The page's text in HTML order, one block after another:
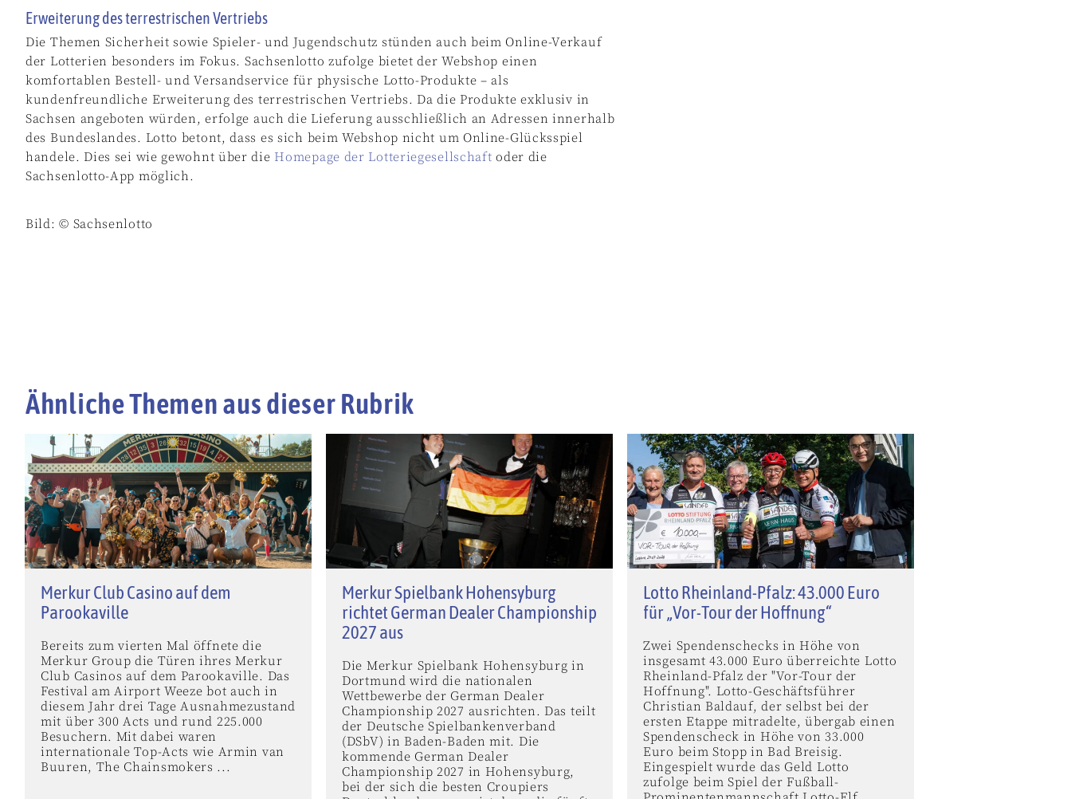
Erweiterung des terrestrischen Vertriebs
Die Themen Sicherheit sowie Spieler- und Jugendschutz stünden auch beim Online-Verkauf
der Lotterien besonders im Fokus. Sachsenlotto zufolge bietet der Webshop einen
komfortablen Bestell- und Versandservice für physische Lotto-Produkte – als
kundenfreundliche Erweiterung des terrestrischen Vertriebs. Da die Produkte exklusiv in
Sachsen angeboten würden, erfolge auch die Lieferung ausschließlich an Adressen innerhalb
des Bundeslandes. Lotto betont, dass es sich beim Webshop nicht um Online-Glücksspiel
handele. Dies sei wie gewohnt über die Homepage der Lotteriegesellschaft oder die
Sachsenlotto-App möglich.
Bild: © Sachsenlotto
Ähnliche Themen aus dieser Rubrik
Merkur Club Casino auf dem
Parookaville
Bereits zum vierten Mal öffnete die
Merkur Group die Türen ihres Merkur
Club Casinos auf dem Parookaville. Das
Festival am Airport Weeze bot auch in
diesem Jahr drei Tage Ausnahmezustand
mit über 300 Acts und rund 225.000
Besuchern. Mit dabei waren
internationale Top-Acts wie Armin van
Buuren, The Chainsmokers ...
Merkur Spielbank Hohensyburg
richtet German Dealer Championship
2027 aus
Die Merkur Spielbank Hohensyburg in
Dortmund wird die nationalen
Wettbewerbe der German Dealer
Championship 2027 ausrichten. Das teilt
der Deutsche Spielbankenverband
(DSbV) in Baden-Baden mit. Die
kommende German Dealer
Championship 2027 in Hohensyburg,
bei der sich die besten Croupiers
Lotto Rheinland-Pfalz: 43.000 Euro
für „Vor-Tour der Hoffnung“
Zwei Spendenschecks in Höhe von
insgesamt 43.000 Euro überreichte Lotto
Rheinland-Pfalz der "Vor-Tour der
Hoffnung". Lotto-Geschäftsführer
Christian Baldauf, der selbst bei der
ersten Etappe mitradelte, übergab einen
Spendenscheck in Höhe von 33.000
Euro beim Stopp in Bad Breisig.
Eingespielt wurde das Geld Lotto
zufolge beim Spiel der Fußball-